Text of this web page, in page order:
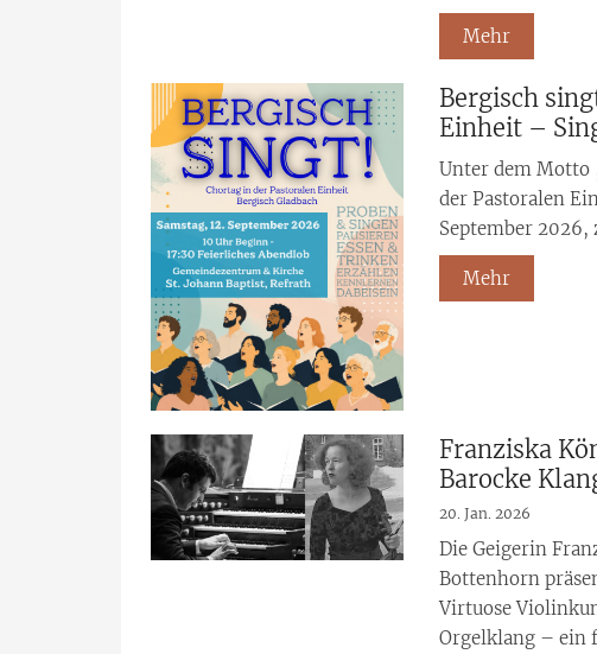
Mehr
Bergisch
Einheit –
Unter dem Motto
der Pastoralen
September 2026,
Mehr
Franziska
Barocke
20. Jan. 2026
Die Geigerin
Bottenhorn
Virtuose
Orgelklang – ein